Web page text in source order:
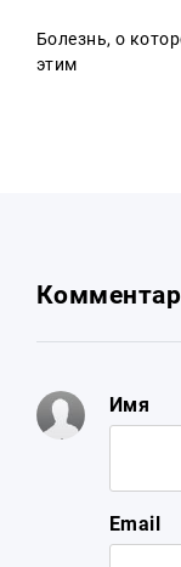
Болезнь, о
этим
Имя
Email